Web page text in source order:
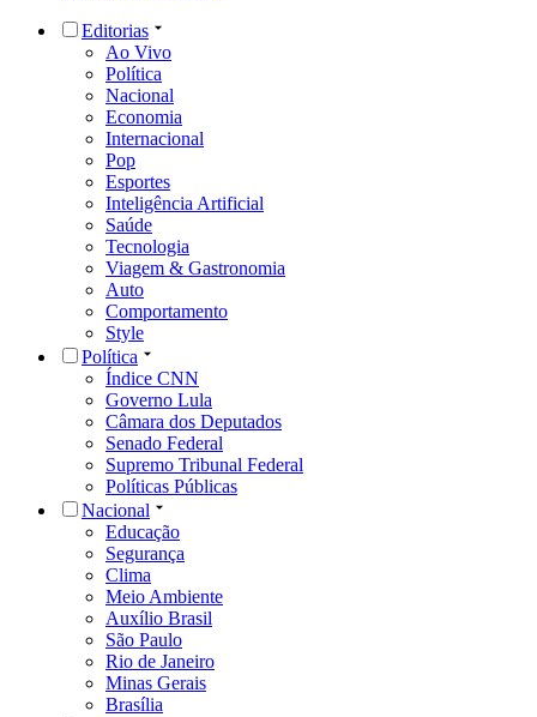
Editorias
Ao Vivo
Política
Nacional
Economia
Internacional
Pop
Esportes
Inteligência Artificial
Saúde
Tecnologia
Viagem & Gastronomia
Auto
Comportamento
Style
Política
Índice CNN
Governo Lula
Câmara dos Deputados
Senado Federal
Supremo Tribunal Federal
Políticas Públicas
Nacional
Educação
Segurança
Clima
Meio Ambiente
Auxílio Brasil
São Paulo
Rio de Janeiro
Minas Gerais
Brasília